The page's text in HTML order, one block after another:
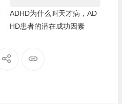
ADHD为什么叫天才病，AD
HD患者的潜在成功因素